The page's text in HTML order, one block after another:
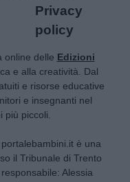
Privacy
policy
online delle Edizioni
e alla creatività. Dal
e risorse educative
e insegnanti nel
più piccoli.
è una
il Tribunale di Trento
Alessia